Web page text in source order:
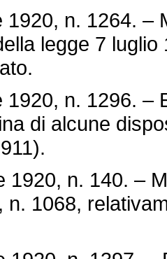
n. 1264. –
legge 7 luglio
n. 1296. –
di alcune
n. 140. –
n. 1068,